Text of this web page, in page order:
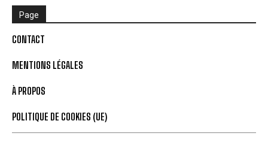
Page
CONTACT
MENTIONS LÉGALES
À PROPOS
POLITIQUE DE COOKIES (UE)